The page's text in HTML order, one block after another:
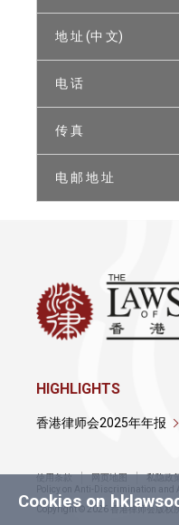
地 址 (中 文)
电 话
传 真
电 邮 地 址
Cookies on
HIGHLIGHTS
香港律师会2025年年报
使用条款 网页地图
私隐政
Policy on Anti-Discrimination and
Copyright © 2026 香港律师会版权